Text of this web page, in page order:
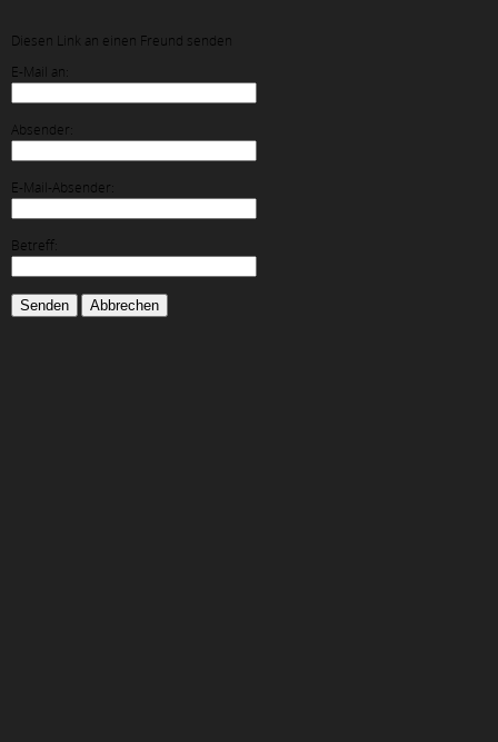
Diesen Link an einen Freund senden
E-Mail an:
Absender:
E-Mail-Absender:
Betreff:
Senden Abbrechen